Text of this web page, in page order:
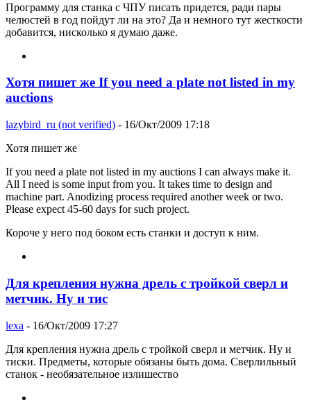
Программу для станка с ЧПУ писать придется, ради пары
челюстей в год пойдут ли на это? Да и немного тут жесткости
добавится, нисколько я думаю даже.
Хотя пишет же If you need a plate not listed in my
auctions
lazybird_ru (not verified) - 16/Окт/2009 17:18
Хотя пишет же
If you need a plate not listed in my auctions I can always make it.
All I need is some input from you. It takes time to design and
machine part. Anodizing process required another week or two.
Please expect 45-60 days for such project.
Короче у него под боком есть станки и доступ к ним.
Для крепления нужна дрель с тройкой сверл и
метчик. Ну и тис
lexa - 16/Окт/2009 17:27
Для крепления нужна дрель с тройкой сверл и метчик. Ну и
тиски. Предметы, которые обязаны быть дома. Сверлильный
станок - необязательное излишество